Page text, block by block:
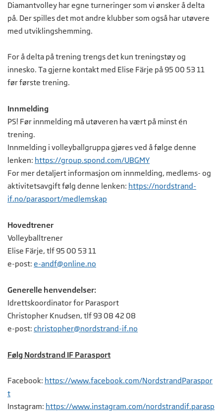
Diamantvolley har egne turneringer som vi ønsker å delta
på. Der spilles det mot andre klubber som også har utøvere
med utviklingshemming.
For å delta på trening trengs det kun treningstøy og
innesko. Ta gjerne kontakt med Elise Färje på 95 00 53 11
før første trening.
Innmelding
PS! Før innmelding må utøveren ha vært på minst én
trening.
Innmelding i volleyballgruppa gjøres ved å følge denne
lenken: https://group.spond.com/UBGMY
For mer detaljert informasjon om innmelding, medlems- og
aktivitetsavgift følg denne lenken: https://nordstrand-
if.no/parasport/medlemskap
Hovedtrener
Volleyballtrener
Elise Färje, tlf 95 00 53 11
e-post: e-andf@online.no
Generelle henvendelser:
Idrettskoordinator for Parasport
Christopher Knudsen, tlf 93 08 42 08
e-post: christopher@nordstrand-if.no
Følg Nordstrand IF Parasport
Facebook: https://www.facebook.com/NordstrandParaspor
t
Instagram: https://www.instagram.com/nordstrandif.parasp